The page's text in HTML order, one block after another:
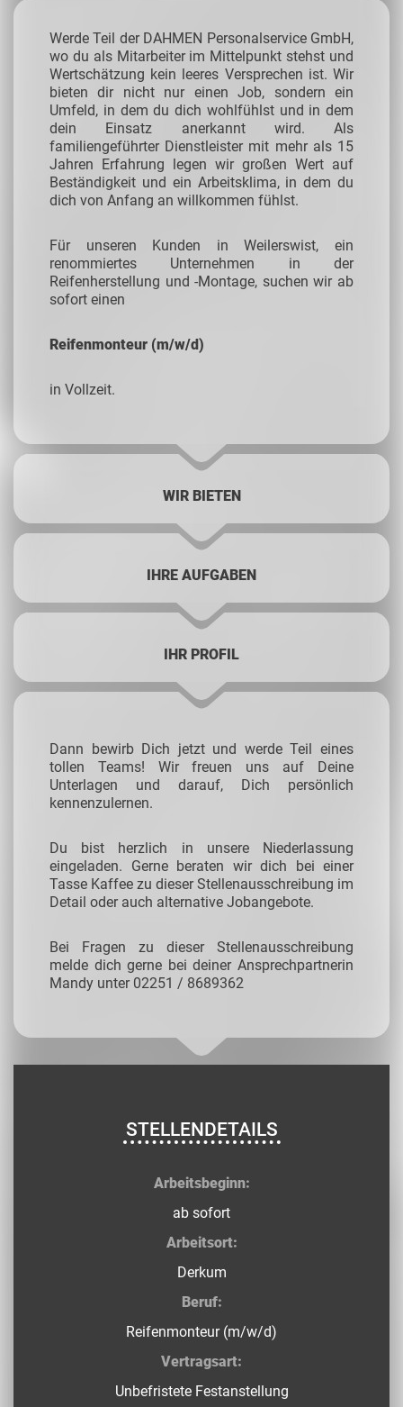
Werde Teil der DAHMEN Personalservice GmbH,
wo du als Mitarbeiter im Mittelpunkt stehst und
Wertschätzung kein leeres Versprechen ist. Wir
bieten dir nicht nur einen Job, sondern ein
Umfeld, in dem du dich wohlfühlst und in dem
dein Einsatz anerkannt wird. Als
familiengeführter Dienstleister mit mehr als 15
Jahren Erfahrung legen wir großen Wert auf
Beständigkeit und ein Arbeitsklima, in dem du
dich von Anfang an willkommen fühlst.
Für unseren Kunden in Weilerswist, ein
renommiertes Unternehmen in der
Reifenherstellung und -Montage, suchen wir ab
sofort einen
Reifenmonteur (m/w/d)
in Vollzeit.
WIR BIETEN
IHRE AUFGABEN
IHR PROFIL
Dann bewirb Dich jetzt und werde Teil eines
tollen Teams! Wir freuen uns auf Deine
Unterlagen und darauf, Dich persönlich
kennenzulernen.
Du bist herzlich in unsere Niederlassung
eingeladen. Gerne beraten wir dich bei einer
Tasse Kaffee zu dieser Stellenausschreibung im
Detail oder auch alternative Jobangebote.
Bei Fragen zu dieser Stellenausschreibung
melde dich gerne bei deiner Ansprechpartnerin
Mandy unter 02251 / 8689362
STELLENDETAILS
Arbeitsbeginn:
ab sofort
Arbeitsort:
Derkum
Beruf:
Reifenmonteur (m/w/d)
Vertragsart:
Unbefristete Festanstellung